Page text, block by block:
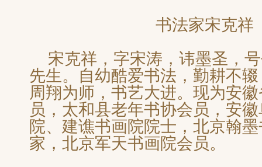
书法家宋克祥
宋克祥，字宋涛，讳墨圣，
先生。自幼酷爱书法，勤耕不
周翔为师，书艺大进。现为安
员，太和县老年书协会员，安
院、建谯书画院院士，北京翰
家，北京军天书画院会员。